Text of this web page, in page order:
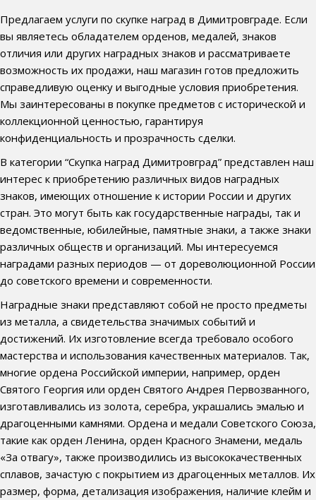
Предлагаем услуги по скупке наград в Димитровграде. Если
вы являетесь обладателем орденов, медалей, знаков
отличия или других наградных знаков и рассматриваете
возможность их продажи, наш магазин готов предложить
справедливую оценку и выгодные условия приобретения.
Мы заинтересованы в покупке предметов с исторической и
коллекционной ценностью, гарантируя
конфиденциальность и прозрачность сделки.
В категории “Скупка наград Димитровград” представлен наш
интерес к приобретению различных видов наградных
знаков, имеющих отношение к истории России и других
стран. Это могут быть как государственные награды, так и
ведомственные, юбилейные, памятные знаки, а также знаки
различных обществ и организаций. Мы интересуемся
наградами разных периодов — от дореволюционной России
до советского времени и современности.
Наградные знаки представляют собой не просто предметы
из металла, а свидетельства значимых событий и
достижений. Их изготовление всегда требовало особого
мастерства и использования качественных материалов. Так,
многие ордена Российской империи, например, орден
Святого Георгия или орден Святого Андрея Первозванного,
изготавливались из золота, серебра, украшались эмалью и
драгоценными камнями. Ордена и медали Советского Союза,
такие как орден Ленина, орден Красного Знамени, медаль
«За отвагу», также производились из высококачественных
сплавов, зачастую с покрытием из драгоценных металлов. Их
размер, форма, детализация изображения, наличие клейм и